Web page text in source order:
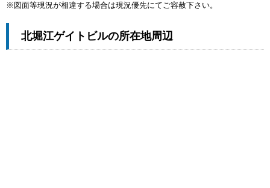
※図面等現況が相違する場合は現況優先にてご容赦下さい。
北堀江ゲイトビルの所在地周辺